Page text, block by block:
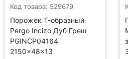
Код товара: 529679
Порожек Т-образный
Pergo Incizo Дуб Греш
PGINCP04164
2150×48×13